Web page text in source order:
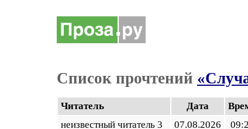
Список прочтений
Читатель Дата
неизвестный читатель 3
07.08.2026